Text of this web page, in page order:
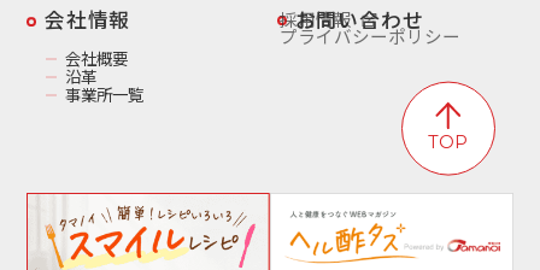
️会社情報
会社概要
沿革
事業所一覧
お問い合わせ
採用情報
プライバシーポリシー
TOP